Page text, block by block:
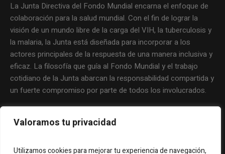
Valoramos tu privacidad
Utilizamos cookies para mejorar tu experiencia de navegación,
La Junta Directiva del Fondo Mundial encarna el enfoque de
colaboración para la salud mundial. Con el fin de lograr la
visión de un mundo libre de la carga del VIH, la tuberculosis y
la malaria, la Junta está diseñada para incorporar a los
actores principales de la respuesta de una manera inclusiva y
eficaz. La filosofía que guía al Fondo Mundial y el trabajo
cotidiano de la Junta abarcan la responsabilidad compartida y
un fuerte compromiso por parte de todos los involucrados.